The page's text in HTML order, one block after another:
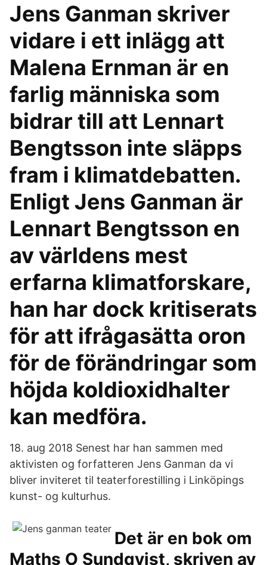
Jens Ganman skriver
vidare i ett inlägg att
Malena Ernman är en
farlig människa som
bidrar till att Lennart
Bengtsson inte släpps
fram i klimatdebatten.
Enligt Jens Ganman är
Lennart Bengtsson en
av världens mest
erfarna klimatforskare,
han har dock kritiserats
för att ifrågasätta oron
för de förändringar som
höjda koldioxidhalter
kan medföra.
18. aug 2018 Senest har han sammen med
aktivisten og forfatteren Jens Ganman da vi
bliver inviteret til teaterforestilling i Linköpings
kunst- og kulturhus.
Det är en bok om
Maths O Sundqvist, skriven av